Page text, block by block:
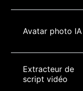
Avatar photo IA
Extracteur de
script vidéo